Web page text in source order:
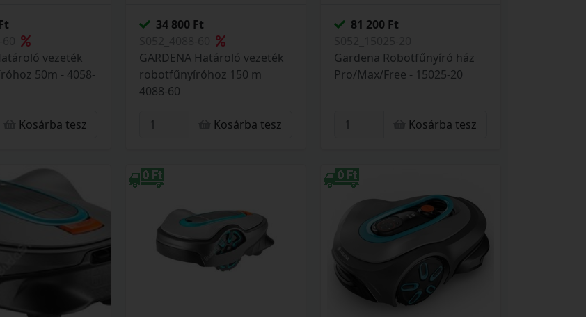
vezeték
50m - 4058-
Kosárba tesz
34 800 Ft
GARDENA Határoló vezeték
robotfűnyíróhoz 150 m
4088-60
Kosárba tesz
81 200 Ft
Gardena Robotfűnyíró ház
Pro/Max/Free - 15025-20
Kosárba tesz